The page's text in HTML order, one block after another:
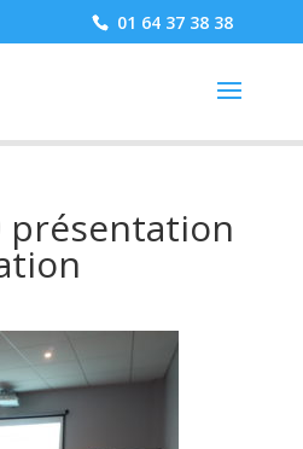
01 64 37 38 38
présentation